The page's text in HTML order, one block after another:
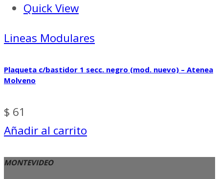
Quick View
Lineas Modulares
Plaqueta c/bastidor 1 secc. negro (mod. nuevo) – Atenea
Molveno
$ 61
Añadir al carrito
MONTEVIDEO